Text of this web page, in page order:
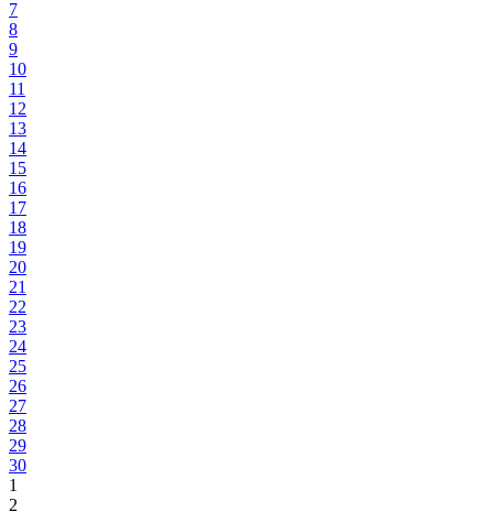
7
8
9
10
11
12
13
14
15
16
17
18
19
20
21
22
23
24
25
26
27
28
29
30
1
2